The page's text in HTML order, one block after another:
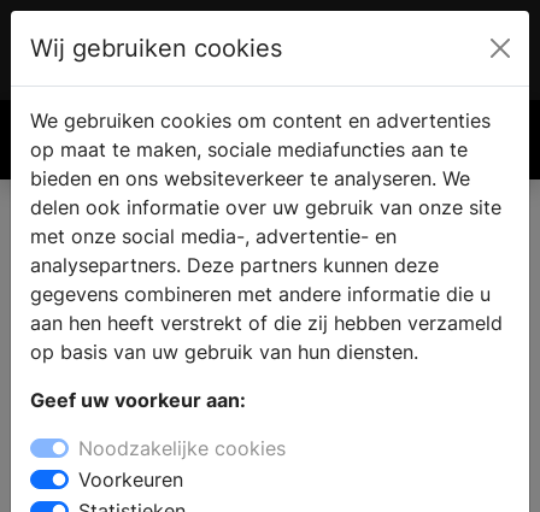
€ 0.00
Wij gebruiken cookies
We gebruiken cookies om content en advertenties
op maat te maken, sociale mediafuncties aan te
bieden en ons websiteverkeer te analyseren. We
delen ook informatie over uw gebruik van onze site
met onze social media-, advertentie- en
analysepartners. Deze partners kunnen deze
gegevens combineren met andere informatie die u
aan hen heeft verstrekt of die zij hebben verzameld
op basis van uw gebruik van hun diensten.
Geef uw voorkeur aan:
Noodzakelijke cookies
Voorkeuren